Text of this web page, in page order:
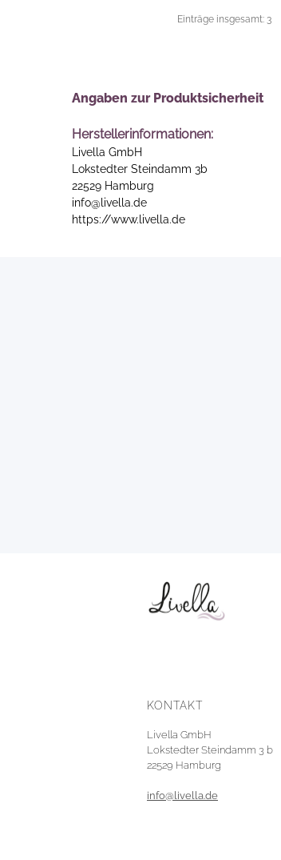
Einträge insgesamt: 3
Angaben zur Produktsicherheit
Herstellerinformationen:
Livella GmbH
Lokstedter Steindamm 3b
22529 Hamburg
info@livella.de
https://www.livella.de
KONTAKT
Livella GmbH
Lokstedter Steindamm 3 b
22529 Hamburg
info@livella.de